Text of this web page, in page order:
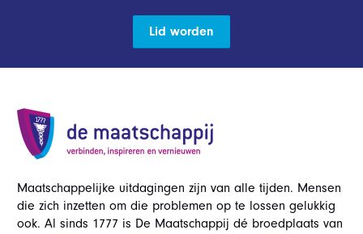
Lid worden
Maatschappelijke uitdagingen zijn van alle tijden. Mensen
die zich inzetten om die problemen op te lossen gelukkig
ook. Al sinds 1777 is De Maatschappij dé broedplaats van